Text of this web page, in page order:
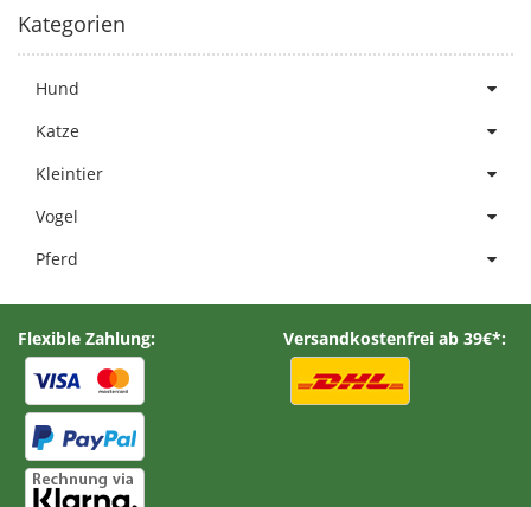
Kategorien
Hund
Katze
Kleintier
Vogel
Pferd
Flexible Zahlung: Versandkostenfrei ab 39€*: